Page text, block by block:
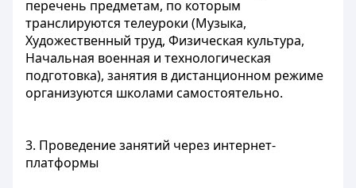
перечень предметам, по которым
транслируются телеуроки (Музыка,
Художественный труд, Физическая культура,
Начальная военная и технологическая
подготовка), занятия в дистанционном режиме
организуются школами самостоятельно.
3. Проведение занятий через интернет-
платформы